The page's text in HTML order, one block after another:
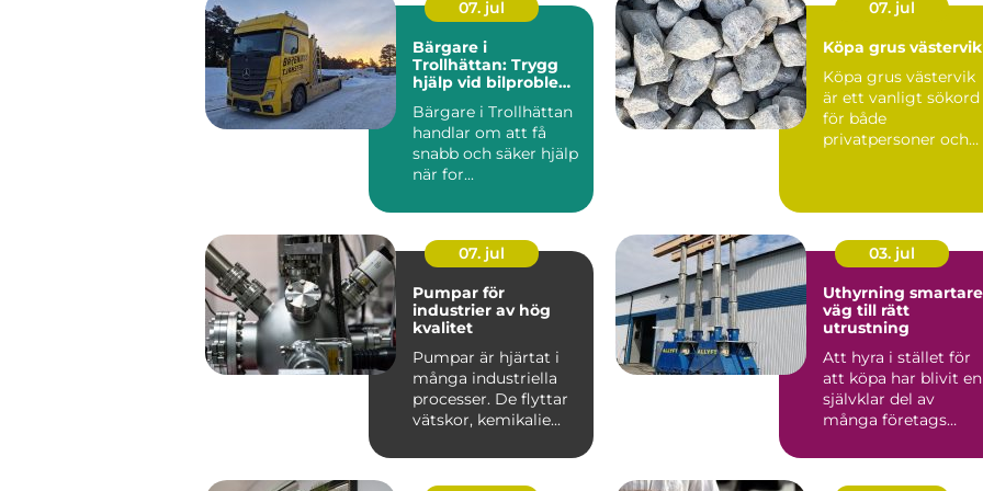
07. jul
Bärgare i
Trollhättan: Trygg
hjälp vid bilproblem
Bärgare i Trollhättan
handlar om att få
snabb och säker hjälp
när for...
07. jul
Köpa grus västervik
Köpa grus västervik
är ett vanligt sökord
för både
privatpersoner och
07. jul
Pumpar för
industrier av hög
kvalitet
Pumpar är hjärtat i
många industriella
processer. De flyttar
vätskor, kemikalie...
03. jul
Uthyrning smartare
väg till rätt
utrustning
Att hyra i stället för
att köpa har blivit en
självklar del av
många företags
...